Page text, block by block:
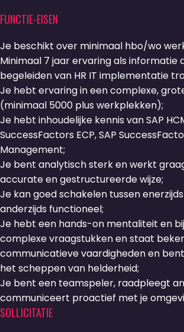
FUNCTIE-EISEN
Je beschikt over minimaal hbo/wo
Minimaal 7 jaar ervaring als informatie
begeleiden van HR IT implementatie
Je hebt ervaring in een complexe,
(minimaal 5000 plus werkplekken);
Je hebt inhoudelijke kennis van SAP
SuccessFactors ECP, SAP
Management;
Je bent analytisch sterk en werkt
accurate en gestructureerde wijze;
Je kan goed schakelen tussen
anderzijds functioneel;
Je hebt een hands-on mentaliteit en
complexe vraagstukken en staat
communicatieve vaardigheden en
het scheppen van helderheid;
Je bent een teamspeler, raadpleegt
communiceert proactief met je
SOLLICITATIE